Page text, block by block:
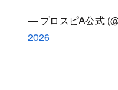
— プロスピA公式
2026